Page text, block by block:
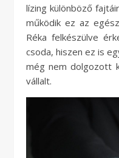
lízing különböző
működik ez az
Réka felkészülve
csoda, hiszen ez is
még nem dolgozott
vállalt.